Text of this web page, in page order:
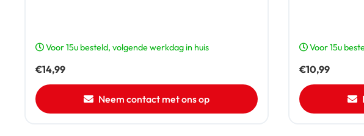
Voor 15u besteld, volgende werkdag in huis
€14,99
Neem contact met ons op
Voor 15u
€10,99